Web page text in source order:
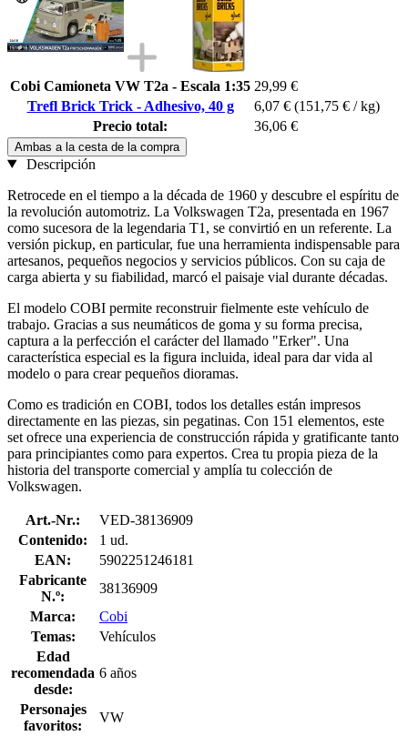
Cobi Camioneta VW T2a - Escala 1:35 29,99 €
Trefl Brick Trick - Adhesivo, 40 g
6,07 € (151,75 € / kg)
Precio total:
36,06 €
Ambas a la cesta de la compra
Descripción
Retrocede en el tiempo a la década de 1960 y descubre el espíritu de
la revolución automotriz. La Volkswagen T2a, presentada en 1967
como sucesora de la legendaria T1, se convirtió en un referente. La
versión pickup, en particular, fue una herramienta indispensable para
artesanos, pequeños negocios y servicios públicos. Con su caja de
carga abierta y su fiabilidad, marcó el paisaje vial durante décadas.
El modelo COBI permite reconstruir fielmente este vehículo de
trabajo. Gracias a sus neumáticos de goma y su forma precisa,
captura a la perfección el carácter del llamado "Erker". Una
característica especial es la figura incluida, ideal para dar vida al
modelo o para crear pequeños dioramas.
Como es tradición en COBI, todos los detalles están impresos
directamente en las piezas, sin pegatinas. Con 151 elementos, este
set ofrece una experiencia de construcción rápida y gratificante tanto
para principiantes como para expertos. Crea tu propia pieza de la
historia del transporte comercial y amplía tu colección de
Volkswagen.
Art.-Nr.:
VED-38136909
Contenido:
1 ud.
EAN:
5902251246181
Fabricante
N.º:
38136909
Marca:
Cobi
Temas:
Vehículos
Edad
recomendada
desde:
6 años
Personajes
favoritos:
VW